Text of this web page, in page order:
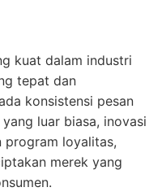
kuat dalam industri
tepat dan
konsistensi pesan
luar biasa, inovasi
program loyalitas,
merek yang